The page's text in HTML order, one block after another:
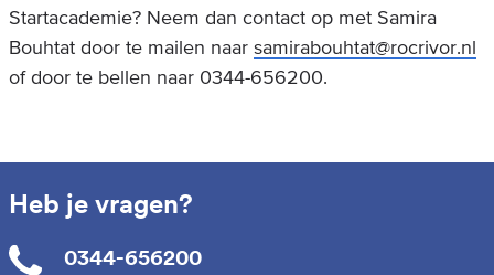
Startacademie? Neem dan contact op met Samira
Bouhtat door te mailen naar samirabouhtat@rocrivor.nl
of door te bellen naar 0344-656200.
Heb je vragen?
0344-656200